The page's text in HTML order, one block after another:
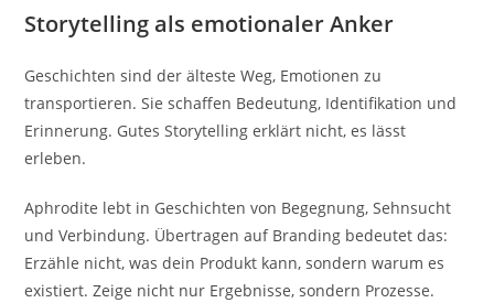
Storytelling als emotionaler Anker
Geschichten sind der älteste Weg, Emotionen zu
transportieren. Sie schaffen Bedeutung, Identifikation und
Erinnerung. Gutes Storytelling erklärt nicht, es lässt
erleben.
Aphrodite lebt in Geschichten von Begegnung, Sehnsucht
und Verbindung. Übertragen auf Branding bedeutet das:
Erzähle nicht, was dein Produkt kann, sondern warum es
existiert. Zeige nicht nur Ergebnisse, sondern Prozesse.